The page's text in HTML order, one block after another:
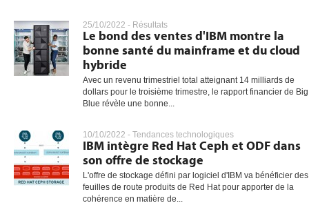
25/10/2022 - Résultats
Le bond des ventes d'IBM montre la
bonne santé du mainframe et du cloud
hybride
Avec un revenu trimestriel total atteignant 14 milliards de
dollars pour le troisième trimestre, le rapport financier de Big
Blue révèle une bonne...
10/10/2022 - Tendances technologiques
IBM intègre Red Hat Ceph et ODF dans
son offre de stockage
L'offre de stockage défini par logiciel d'IBM va bénéficier des
feuilles de route produits de Red Hat pour apporter de la
cohérence en matière de...